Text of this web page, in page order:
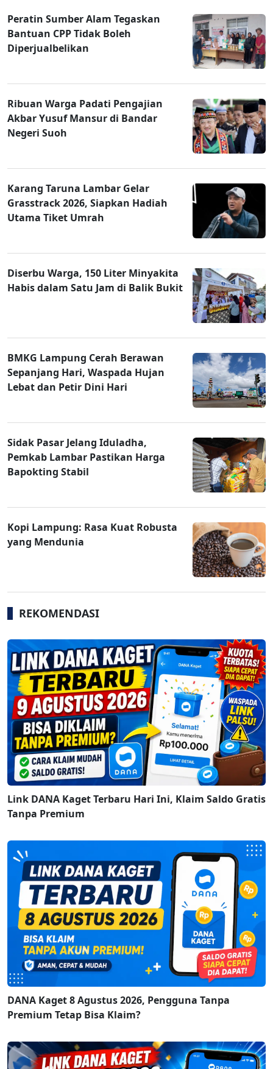
Peratin Sumber Alam Tegaskan
Bantuan CPP Tidak Boleh
Diperjualbelikan
Ribuan Warga Padati Pengajian
Akbar Yusuf Mansur di Bandar
Negeri Suoh
Karang Taruna Lambar Gelar
Grasstrack 2026, Siapkan Hadiah
Utama Tiket Umrah
Diserbu Warga, 150 Liter Minyakita
Habis dalam Satu Jam di Balik Bukit
BMKG Lampung Cerah Berawan
Sepanjang Hari, Waspada Hujan
Lebat dan Petir Dini Hari
Sidak Pasar Jelang Iduladha,
Pemkab Lambar Pastikan Harga
Bapokting Stabil
Kopi Lampung: Rasa Kuat Robusta
yang Mendunia
REKOMENDASI
Link DANA Kaget Terbaru Hari Ini, Klaim Saldo Gratis
Tanpa Premium
DANA Kaget 8 Agustus 2026, Pengguna Tanpa
Premium Tetap Bisa Klaim?